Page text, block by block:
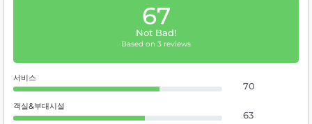
67
Not Bad!
Based on 3 reviews
서비스
70
객실&부대시설
63